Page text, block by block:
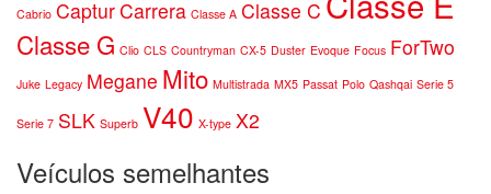
Cabrio CapturCarrera Classe A Classe C
Classe G Clio CLS Countryman CX-5 Duster Evoque Focus ForTwo
Juke Legacy Megane Mito Multistrada MX5 Passat Polo Qashqai Serie 5
Serie 7 SLK Superb V40 X-type X2
Veículos semelhantes